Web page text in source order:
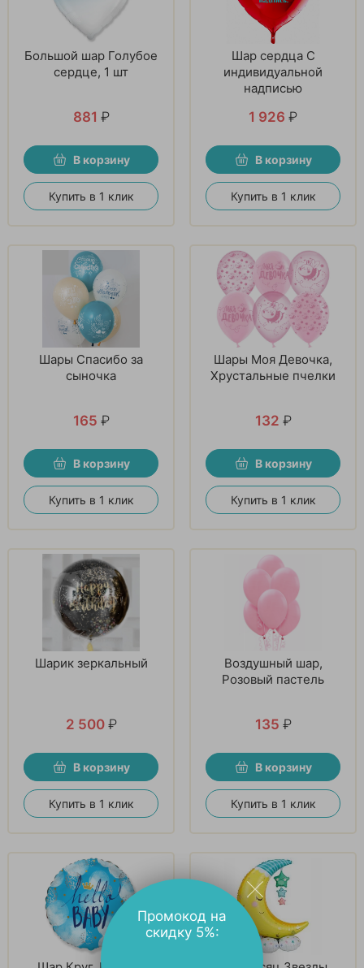
Большой шар Голубое
сердце, 1 шт
881 ₽
В корзину
Купить в 1 клик
Шар сердца С
индивидуальной
надписью
1 926 ₽
В корзину
Купить в 1 клик
Шары Спасибо за
сыночка
165 ₽
В корзину
Купить в 1 клик
Шары Моя Девочка,
Хрустальные пчелки
132 ₽
В корзину
Купить в 1 клик
Шарик зеркальный
2 500 ₽
В корзину
Купить в 1 клик
Воздушный шар,
Розовый пастель
135 ₽
В корзину
Купить в 1 клик
Промокод на
скидку 5%: